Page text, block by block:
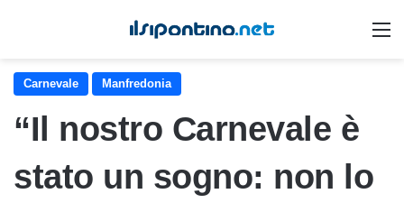
Carnevale Manfredonia
“Il nostro Carnevale è
stato un sogno: non lo